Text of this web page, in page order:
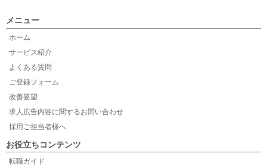
メニュー
ホーム
サービス紹介
よくある質問
ご登録フォーム
改善要望
求人広告内容に関するお問い合わせ
採用ご担当者様へ
お役立ちコンテンツ
転職ガイド